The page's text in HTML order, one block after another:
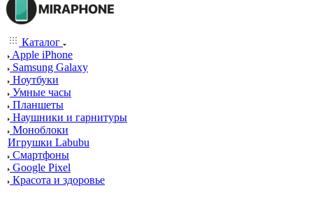
Каталог
Apple iPhone
Samsung Galaxy
Ноутбуки
Умные часы
Планшеты
Наушники и гарнитуры
Моноблоки
Игрушки Labubu
Смартфоны
Google Pixel
Красота и здоровье